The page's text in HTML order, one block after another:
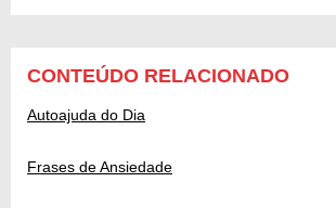
CONTEÚDO RELACIONADO
Autoajuda do Dia
Frases de Ansiedade